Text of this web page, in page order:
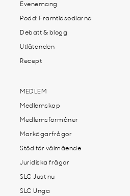
Evenemang
Podd: Framtidsodlarna
Debatt & blogg
Utlåtanden
Recept
MEDLEM
Medlemskap
Medlemsförmåner
Markägarfrågor
Stöd för välmående
Juridiska frågor
SLC Just nu
SLC Unga